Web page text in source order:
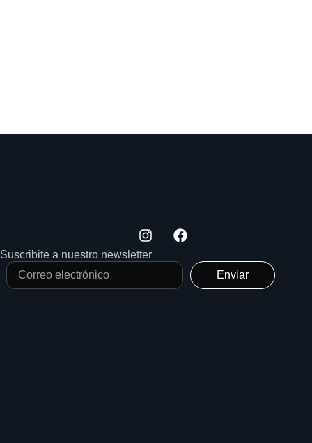
Suscribite a nuestro newsletter
Enviar